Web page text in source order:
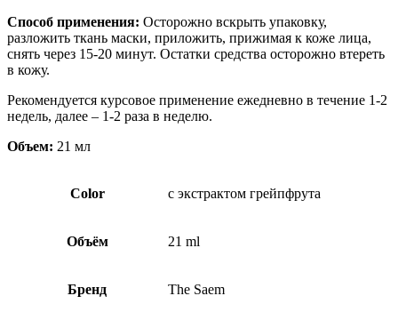
Способ применения: Осторожно вскрыть упаковку,
разложить ткань маски, приложить, прижимая к коже лица,
снять через 15-20 минут. Остатки средства осторожно втереть
в кожу.
Рекомендуется курсовое применение ежедневно в течение 1-2
недель, далее – 1-2 раза в неделю.
Объем: 21 мл
Color с экстрактом грейпфрута
Объём 21 ml
Бренд The Saem